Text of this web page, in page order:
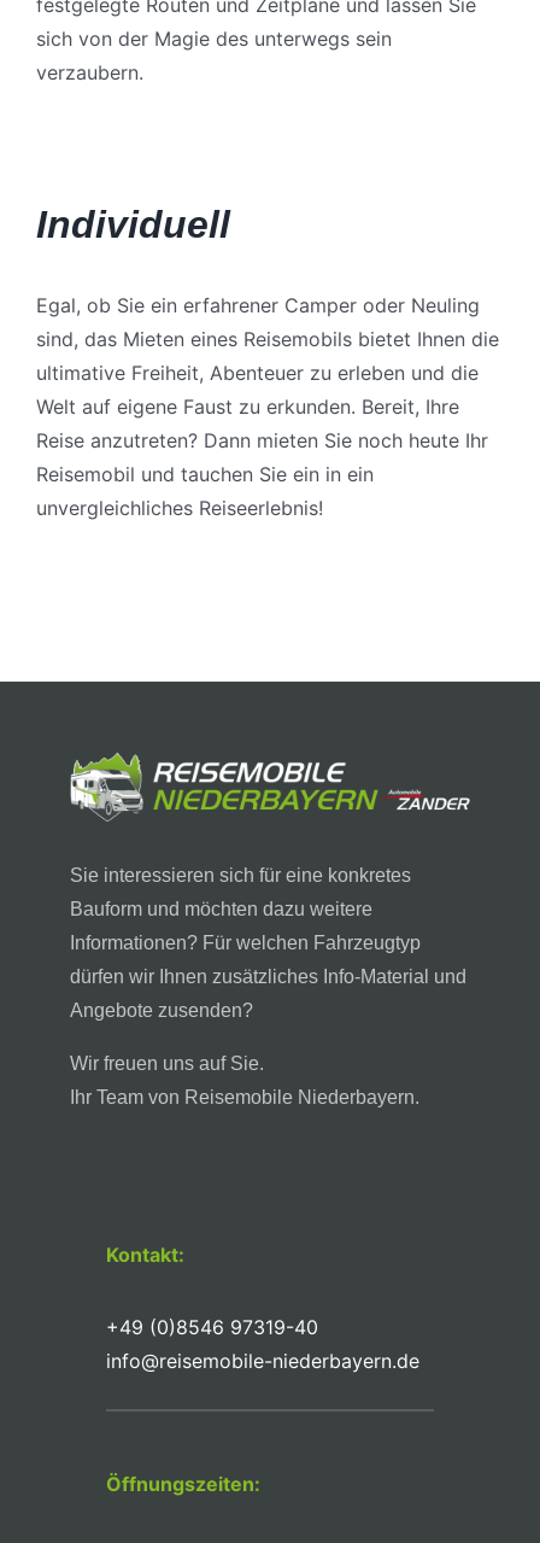
festgelegte Routen und Zeitpläne und lassen Sie
sich von der Magie des unterwegs sein
verzaubern.
Individuell
Egal, ob Sie ein erfahrener Camper oder Neuling
sind, das Mieten eines Reisemobils bietet Ihnen die
ultimative Freiheit, Abenteuer zu erleben und die
Welt auf eigene Faust zu erkunden. Bereit, Ihre
Reise anzutreten? Dann mieten Sie noch heute Ihr
Reisemobil und tauchen Sie ein in ein
unvergleichliches Reiseerlebnis!
Sie interessieren sich für eine konkretes
Bauform und möchten dazu weitere
Informationen? Für welchen Fahrzeugtyp
dürfen wir Ihnen zusätzliches Info-Material und
Angebote zusenden?
Wir freuen uns auf Sie.
Ihr Team von Reisemobile Niederbayern.
Kontakt:
+49 (0)8546 97319-40
info@reisemobile-niederbayern.de
Öffnungszeiten: